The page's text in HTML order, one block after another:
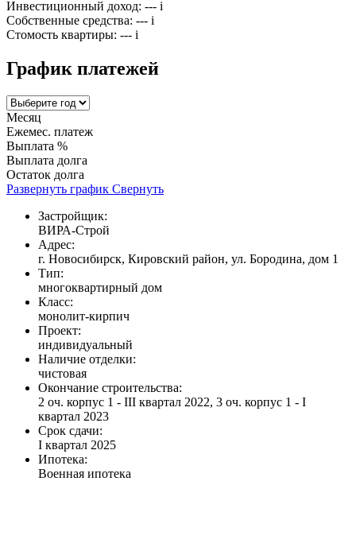
Инвестиционный доход: --- i
Собственные средства: --- i
Стомость квартиры: --- i
График платежей
Месяц
Ежемес. платеж
Выплата %
Выплата долга
Остаток долга
Развернуть график Свернуть
Застройщик:
ВИРА-Строй
Адрес:
г. Новосибирск, Кировский район, ул. Бородина, дом 1
Тип:
многоквартирный дом
Класс:
монолит-кирпич
Проект:
индивидуальный
Наличие отделки:
чистовая
Окончание строительства:
2 оч. корпус 1 - III квартал 2022, 3 оч. корпус 1 - I
квартал 2023
Срок сдачи:
I квартал 2025
Ипотека:
Военная ипотека